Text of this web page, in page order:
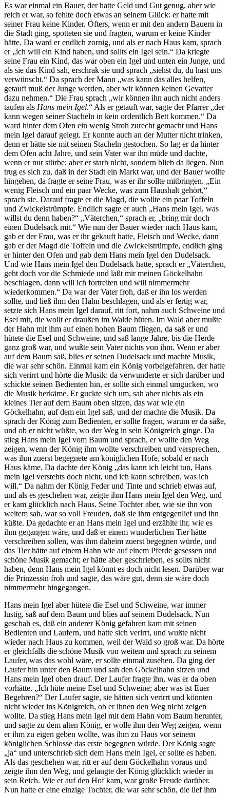
Es war einmal ein Bauer, der hatte Geld und Gut genug, aber wie
reich er war, so fehlte doch etwas an seinem Glück: er hatte mit
seiner Frau keine Kinder. Öfters, wenn er mit den andern Bauern in
die Stadt ging, spotteten sie und fragten, warum er keine Kinder
hätte. Da ward er endlich zornig, und als er nach Haus kam, sprach
er „ich will ein Kind haben, und sollts ein Igel sein.“ Da kriegte
seine Frau ein Kind, das war oben ein Igel und unten ein Junge, und
als sie das Kind sah, erschrak sie und sprach „siehst du, du hast uns
verwünscht.“ Da sprach der Mann „was kann das alles helfen,
getauft muß der Junge werden, aber wir können keinen Gevatter
dazu nehmen.“ Die Frau sprach „wir können ihn auch nicht anders
taufen als Hans mein Igel.“ Als er getauft war, sagte der Pfarrer „der
kann wegen seiner Stacheln in kein ordentlich Bett kommen.“ Da
ward hinter dem Ofen ein wenig Stroh zurecht gemacht und Hans
mein Igel darauf gelegt. Er konnte auch an der Mutter nicht trinken,
denn er hätte sie mit seinen Stacheln gestochen. So lag er da hinter
dem Ofen acht Jahre, und sein Vater war ihn müde und dachte,
wenn er nur stürbe; aber er starb nicht, sondern blieb da liegen. Nun
trug es sich zu, daß in der Stadt ein Markt war, und der Bauer wollte
hingehen, da fragte er seine Frau, was er ihr sollte mitbringen. „Ein
wenig Fleisch und ein paar Wecke, was zum Haushalt gehört,“
sprach sie. Darauf fragte er die Magd, die wollte ein paar Toffeln
und Zwickelstrümpfe. Endlich sagte er auch „Hans mein Igel, was
willst du denn haben?“ „Väterchen,“ sprach er, „bring mir doch
einen Dudelsack mit.“ Wie nun der Bauer wieder nach Haus kam,
gab er der Frau, was er ihr gekauft hatte, Fleisch und Wecke, dann
gab er der Magd die Toffeln und die Zwickelstrümpfe, endlich ging
er hinter den Ofen und gab dem Hans mein Igel den Dudelsack.
Und wie Hans mein Igel den Dudelsack hatte, sprach er „Väterchen,
geht doch vor die Schmiede und laßt mir meinen Göckelhahn
beschlagen, dann will ich fortreiten und will nimmermehr
wiederkommen.“ Da war der Vater froh, daß er ihn los werden
sollte, und ließ ihm den Hahn beschlagen, und als er fertig war,
setzte sich Hans mein Igel darauf, ritt fort, nahm auch Schweine und
Esel mit, die wollt er draußen im Walde hüten. Im Wald aber mußte
der Hahn mit ihm auf einen hohen Baum fliegen, da saß er und
hütete die Esel und Schweine, und saß lange Jahre, bis die Herde
ganz groß war, und wußte sein Vater nichts von ihm. Wenn er aber
auf dem Baum saß, blies er seinen Dudelsack und machte Musik,
die war sehr schön. Einmal kam ein König vorbeigefahren, der hatte
sich verirrt und hörte die Musik: da verwunderte er sich darüber und
schickte seinen Bedienten hin, er sollte sich einmal umgucken, wo
die Musik herkäme. Er guckte sich um, sah aber nichts als ein
kleines Tier auf dem Baum oben sitzen, das war wie ein
Göckelhahn, auf dem ein Igel saß, und der machte die Musik. Da
sprach der König zum Bedienten, er sollte fragen, warum er da säße,
und ob er nicht wüßte, wo der Weg in sein Königreich ginge. Da
stieg Hans mein Igel vom Baum und sprach, er wollte den Weg
zeigen, wenn der König ihm wollte verschreiben und versprechen,
was ihm zuerst begegnete am königlichen Hofe, sobald er nach
Haus käme. Da dachte der König „das kann ich leicht tun, Hans
mein Igel verstehts doch nicht, und ich kann schreiben, was ich
will.“ Da nahm der König Feder und Tinte und schrieb etwas auf,
und als es geschehen war, zeigte ihm Hans mein Igel den Weg, und
er kam glücklich nach Haus. Seine Tochter aber, wie sie ihn von
weitem sah, war so voll Freuden, daß sie ihm entgegenlief und ihn
küßte. Da gedachte er an Hans mein Igel und erzählte ihr, wie es
ihm gegangen wäre, und daß er einem wunderlichen Tier hätte
verschreiben sollen, was ihm daheim zuerst begegnen würde, und
das Tier hätte auf einem Hahn wie auf einem Pferde gesessen und
schöne Musik gemacht; er hätte aber geschrieben, es sollts nicht
haben, denn Hans mein Igel könnt es doch nicht lesen. Darüber war
die Prinzessin froh und sagte, das wäre gut, denn sie wäre doch
nimmermehr hingegangen.
Hans mein Igel aber hütete die Esel und Schweine, war immer
lustig, saß auf dem Baum und blies auf seinem Dudelsack. Nun
geschah es, daß ein anderer König gefahren kam mit seinen
Bedienten und Laufern, und hatte sich verirrt, und wußte nicht
wieder nach Haus zu kommen, weil der Wald so groß war. Da hörte
er gleichfalls die schöne Musik von weitem und sprach zu seinem
Laufer, was das wohl wäre, er sollte einmal zusehen. Da ging der
Laufer hin unter den Baum und sah den Göckelhahn sitzen und
Hans mein Igel oben drauf. Der Laufer fragte ihn, was er da oben
vorhätte. „Ich hüte meine Esel und Schweine; aber was ist Euer
Begehren?“ Der Laufer sagte, sie hätten sich verirrt und könnten
nicht wieder ins Königreich, ob er ihnen den Weg nicht zeigen
wollte. Da stieg Hans mein Igel mit dem Hahn vom Baum herunter,
und sagte zu dem alten König, er wolle ihm den Weg zeigen, wenn
er ihm zu eigen geben wollte, was ihm zu Haus vor seinem
königlichen Schlosse das erste begegnen würde. Der König sagte
„ja“ und unterschrieb sich dem Hans mein Igel, er sollte es haben.
Als das geschehen war, ritt er auf dem Göckelhahn voraus und
zeigte ihm den Weg, und gelangte der König glücklich wieder in
sein Reich. Wie er auf den Hof kam, war große Freude darüber.
Nun hatte er eine einzige Tochter, die war sehr schön, die lief ihm